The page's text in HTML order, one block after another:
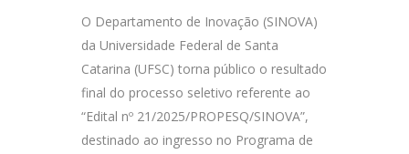
O Departamento de Inovação (SINOVA)
da Universidade Federal de Santa
Catarina (UFSC) torna público o resultado
final do processo seletivo referente ao
“Edital nº 21/2025/PROPESQ/SINOVA”,
destinado ao ingresso no Programa de